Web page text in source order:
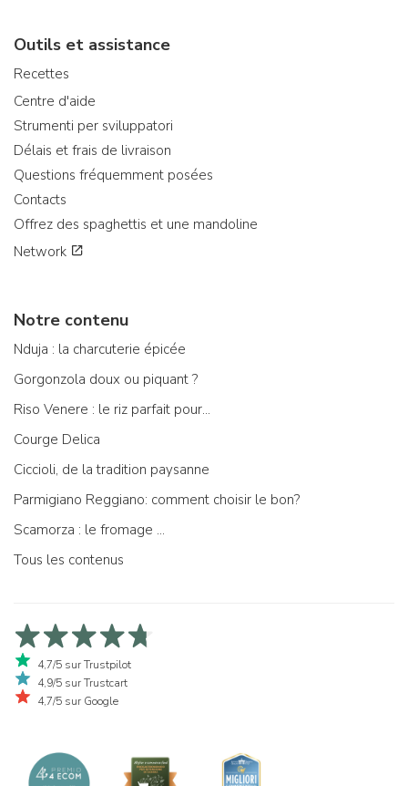
Outils et assistance
Recettes
Centre d'aide
Strumenti per sviluppatori
Délais et frais de livraison
Questions fréquemment posées
Contacts
Offrez des spaghettis et une mandoline
Network
Notre contenu
Nduja : la charcuterie épicée
Gorgonzola doux ou piquant ?
Riso Venere : le riz parfait pour...
Courge Delica
Ciccioli, de la tradition paysanne
Parmigiano Reggiano: comment choisir le bon?
Scamorza : le fromage ...
Tous les contenus
4,7/5 sur Trustpilot
4,9/5 sur Trustcart
4,7/5 sur Google